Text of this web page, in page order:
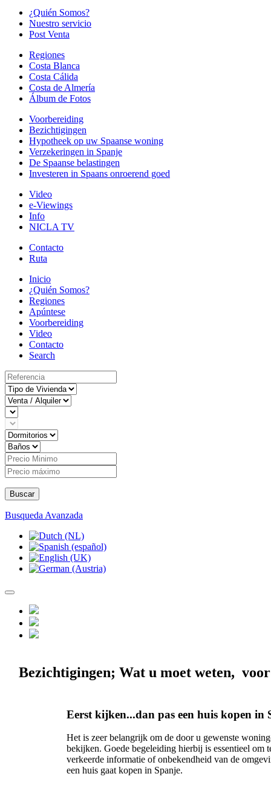
¿Quién Somos?
Nuestro servicio
Post Venta
Regiones
Costa Blanca
Costa Cálida
Costa de Almería
Álbum de Fotos
Voorbereiding
Bezichtigingen
Hypotheek op uw Spaanse woning
Verzekeringen in Spanje
De Spaanse belastingen
Investeren in Spaans onroerend goed
Video
e-Viewings
Info
NICLA TV
Contacto
Ruta
Inicio
¿Quién Somos?
Regiones
Apúntese
Voorbereiding
Video
Contacto
Search
Buscar
Busqueda Avanzada
Bezichtigingen; Wat u moet weten,
Eerst kijken...dan pas een huis kopen in
Het is zeer belangrijk om de door u gewenste
bekijken. Goede begeleiding hierbij is essentieel om
verkeerde informatie of onbekendheid van de
een huis gaat kopen in Spanje.